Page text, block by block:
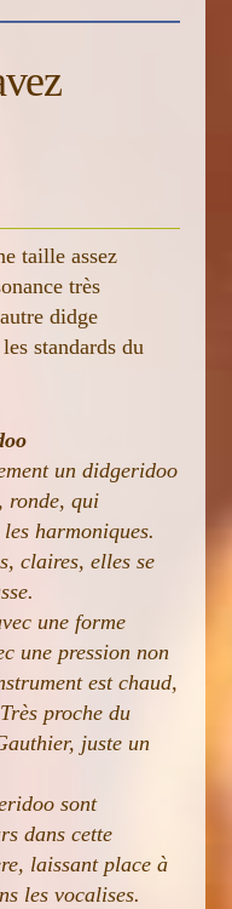
taille assez
très
didge
standards du
un didgeridoo
ronde, qui
harmoniques.
claires, elles se
une forme
une pression non
est chaud,
proche du
juste un
sont
dans cette
laissant place à
les vocalises.